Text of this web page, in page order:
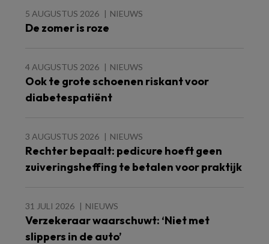
5 AUGUSTUS 2026 NIEUWS
De zomer is roze
4 AUGUSTUS 2026 NIEUWS
Ook te grote schoenen riskant voor
diabetespatiënt
3 AUGUSTUS 2026 NIEUWS
Rechter bepaalt: pedicure hoeft geen
zuiveringsheffing te betalen voor praktijk
31 JULI 2026 NIEUWS
Verzekeraar waarschuwt: ‘Niet met
slippers in de auto’